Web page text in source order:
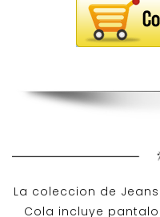
La coleccion de
Cola incluye